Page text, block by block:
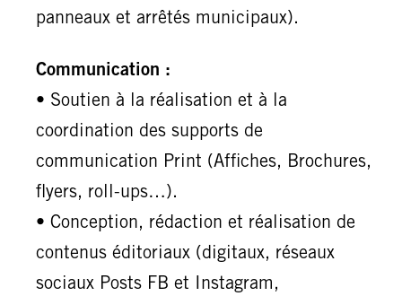
panneaux et arrêtés municipaux).
Communication :
• Soutien à la réalisation et à la
coordination des supports de
communication Print (Affiches, Brochures,
flyers, roll-ups…).
• Conception, rédaction et réalisation de
contenus éditoriaux (digitaux, réseaux
sociaux Posts FB et Instagram,